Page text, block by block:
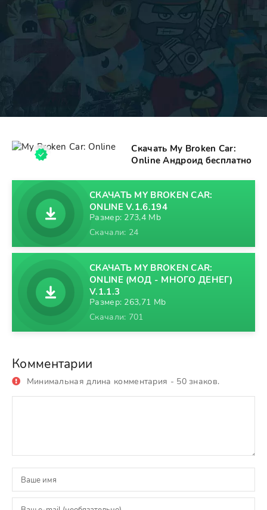
Скачать My Broken Car:
Online Андроид бесплатно
СКАЧАТЬ MY BROKEN CAR:
ONLINE V.1.6.194
Размер: 273,4 Mb
Скачали: 24
СКАЧАТЬ MY BROKEN CAR:
ONLINE (МОД - МНОГО ДЕНЕГ)
V.1.1.3
Размер: 263,71 Mb
Скачали: 701
Комментарии
Минимальная длина комментария - 50 знаков.